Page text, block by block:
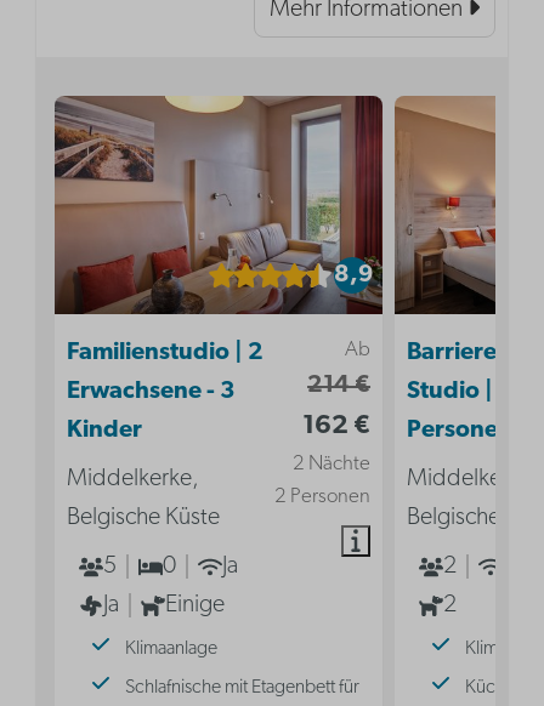
Mehr Informationen
8,9
Ab
214 €
162 €
2 Nächte
2 Personen
Familienstudio | 2
Erwachsene - 3
Kinder
Middelkerke,
Belgische Küste
5
0
Ja
Ja
Einige
Klimaanlage
Schlafnische mit Etagenbett für
Studio | 2
Personen
Middelkerke,
Belgische
2
2
Küche